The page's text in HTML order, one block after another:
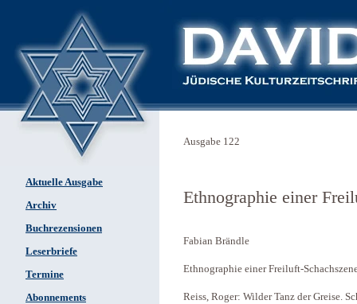
Aktuelle Ausgabe
Archiv
Buchrezensionen
Leserbriefe
Termine
Abonnements
Ausgabe 122
Ethnographie einer
Fabian Brändle
Ethnographie einer Freiluft-
Reiss, Roger: Wilder Tanz der Greise.